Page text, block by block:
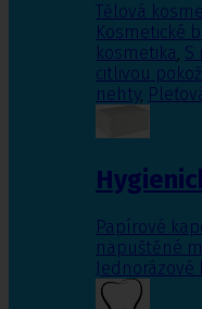
Tělová
Kosmetické
kosmetika, S
citlivou
nehty,
Papírové
napuštěné